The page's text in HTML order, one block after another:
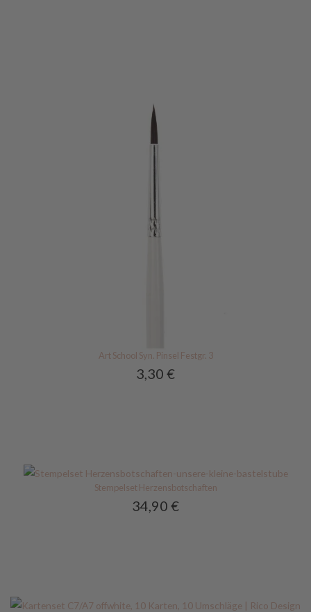
Art School Syn. Pinsel Festgr. 3
3,30 €
Stempelset Herzensbotschaften
34,90 €